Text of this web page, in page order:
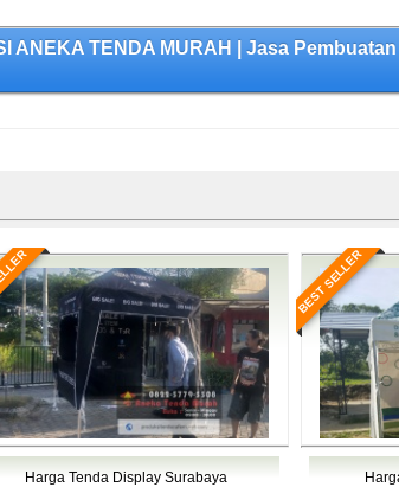
ANEKA TENDA MURAH | Jasa
Harga Tenda Display Surabaya
BEST SELLER